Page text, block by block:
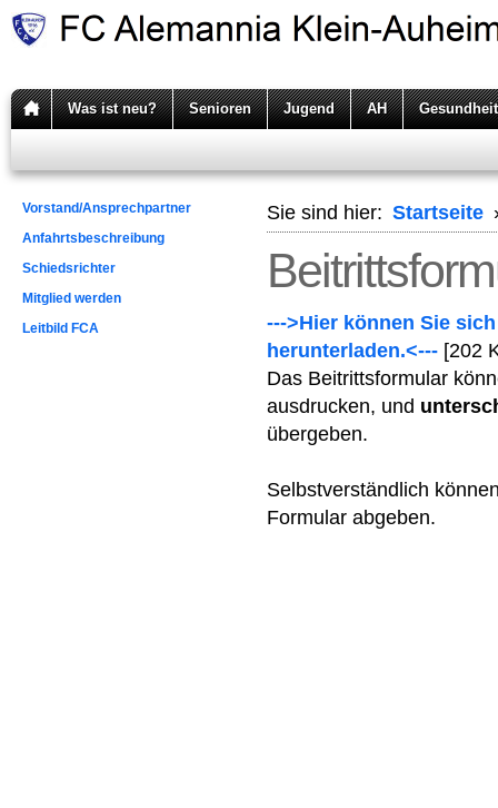
Was ist neu? Senioren Jugend AH
Vorstand/Ansprechpartner
Anfahrtsbeschreibung
Schiedsrichter
Mitglied werden
Leitbild FCA
Sie sind hier: Startseite
--->Hier können Sie
herunterladen.<--- [202
Das Beitrittsformular
ausdrucken, und
übergeben.
Selbstverständlich
Formular abgeben.